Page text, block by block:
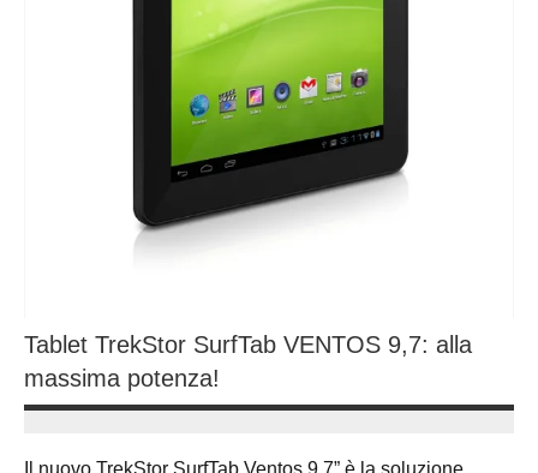
Tablet TrekStor SurfTab VENTOS 9,7: alla
massima potenza!
Dicembre
Bassanelli
Il nuovo TrekStor SurfTab Ventos 9,7” è la soluzione